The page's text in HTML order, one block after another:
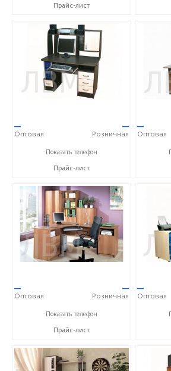
Прайс-лист
—
Оптовая
—
Розничная
+7 (900) 023-00-11
Показать телефон
Прайс-лист
—
Оптовая
—
Оптовая
—
Розничная
+7 (900) 023-00-11
Показать телефон
Прайс-лист
—
Оптовая